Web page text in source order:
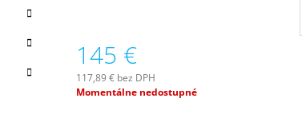
145 €
117,89 € bez DPH
Jednotková
Momentálne nedostupné